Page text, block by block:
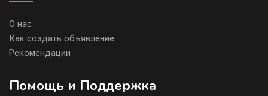
О нас
Как создать объявление
Рекомендации
Помощь и Поддержка